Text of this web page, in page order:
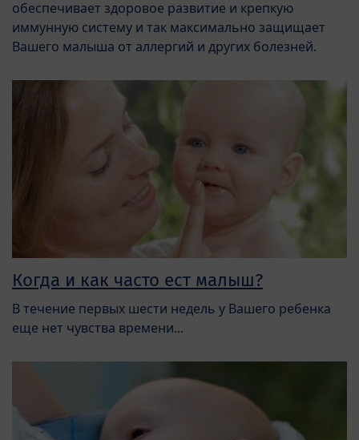
обеспечивает здоровое развитие и крепкую
иммунную систему и так максимально защищает
Вашего малыша от аллергий и других болезней.
Когда и как часто ест малыш?
В течение первых шести недель у Вашего ребенка
еще нет чувства времени...